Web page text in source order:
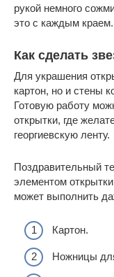
рукой немного
это с каждым
Как сделать
Для украшения
картон, но и стены
Готовую работу
открытки, где
георгиевскую ленту.
Поздравительный
элементом
может выполнить
Картон.
Ножницы